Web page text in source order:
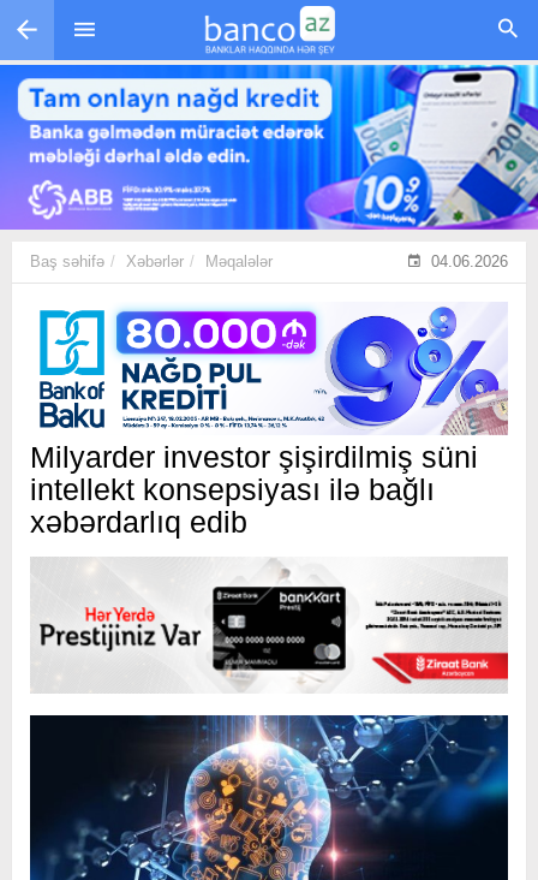
Skip to main content
Baş səhifə Xəbərlər Məqalələr 04.06.2026
Milyarder investor şişirdilmiş süni
intellekt konsepsiyası ilə bağlı
xəbərdarlıq edib